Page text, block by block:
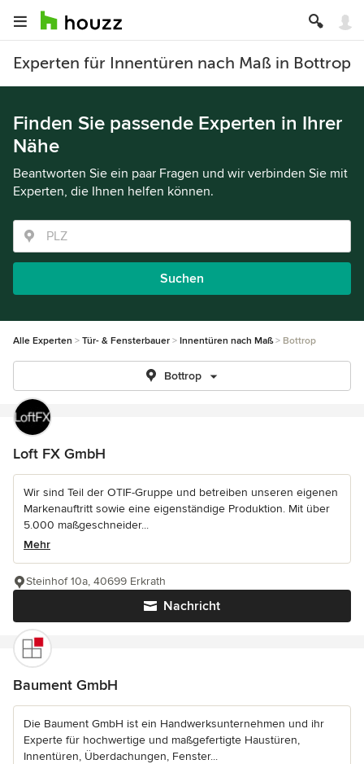
Experten für Innentüren nach Maß in Bottrop
Finden Sie passende Experten in Ihrer
Nähe
Beantworten Sie ein paar Fragen und wir verbinden Sie mit
Experten, die Ihnen helfen können.
Suchen
Alle Experten Tür- & Fensterbauer Innentüren nach Maß Bottrop
Bottrop
Loft FX GmbH
Wir sind Teil der OTIF-Gruppe und betreiben unseren eigenen
Markenauftritt sowie eine eigenständige Produktion. Mit über
5.000 maßgeschneider...
Mehr
Nachricht
Steinhof 10a, 40699 Erkrath
Baument GmbH
Die Baument GmbH ist ein Handwerksunternehmen und ihr
Experte für hochwertige und maßgefertigte Haustüren,
Innentüren, Überdachungen, Fenster...